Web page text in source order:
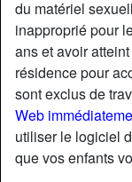
du matériel
inapproprié pour
ans et avoir
résidence pour
sont exclus de
Web
utiliser le logiciel
que vos enfants